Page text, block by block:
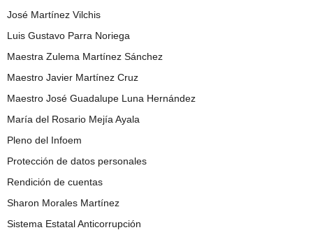
José Martínez Vilchis
Luis Gustavo Parra Noriega
Maestra Zulema Martínez Sánchez
Maestro Javier Martínez Cruz
Maestro José Guadalupe Luna Hernández
María del Rosario Mejía Ayala
Pleno del Infoem
Protección de datos personales
Rendición de cuentas
Sharon Morales Martínez
Sistema Estatal Anticorrupción